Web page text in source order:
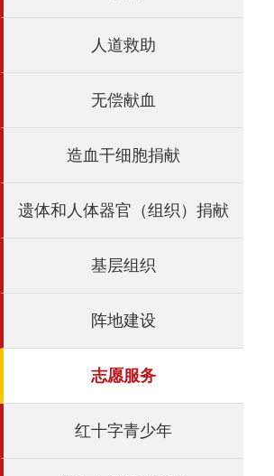
人道救助
无偿献血
造血干细胞捐献
遗体和人体器官（组织）捐献
基层组织
阵地建设
志愿服务
红十字青少年